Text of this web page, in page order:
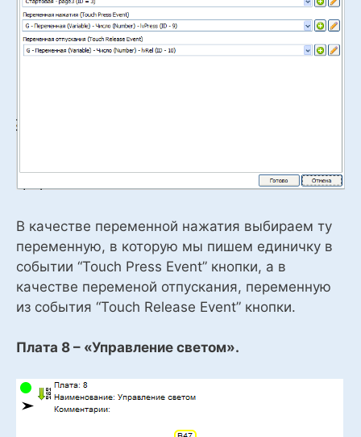
В качестве переменной нажатия выбираем ту
переменную, в которую мы пишем единичку в
событии “Touch Press Event” кнопки, а в
качестве переменой отпускания, переменную
из события “Touch Release Event” кнопки.
Плата 8 – «Управление светом».